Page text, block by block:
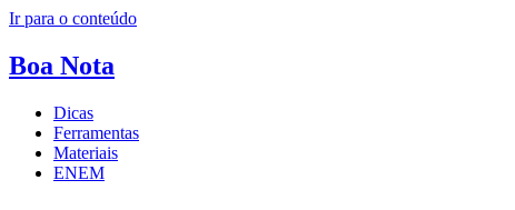
Ir para o conteúdo
Boa Nota
Dicas
Ferramentas
Materiais
ENEM